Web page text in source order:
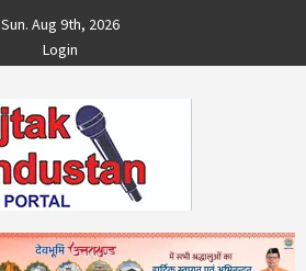
Sun. Aug 9th, 2026
Login